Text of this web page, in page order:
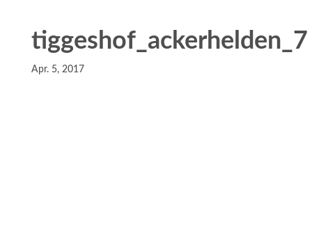
tiggeshof_ackerhelden_7
Apr. 5, 2017